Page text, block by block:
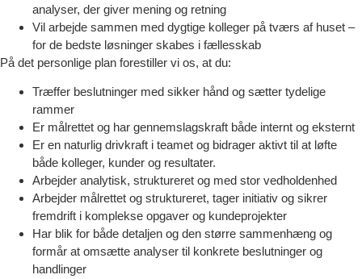
analyser, der giver mening og retning
Vil arbejde sammen med dygtige kolleger på tværs af huset –
for de bedste løsninger skabes i fællesskab
På det personlige plan forestiller vi os, at du:
Træffer beslutninger med sikker hånd og sætter tydelige
rammer
Er målrettet og har gennemslagskraft både internt og eksternt
Er en naturlig drivkraft i teamet og bidrager aktivt til at løfte
både kolleger, kunder og resultater.
Arbejder analytisk, struktureret og med stor vedholdenhed
Arbejder målrettet og struktureret, tager initiativ og sikrer
fremdrift i komplekse opgaver og kundeprojekter
Har blik for både detaljen og den større sammenhæng og
formår at omsætte analyser til konkrete beslutninger og
handlinger